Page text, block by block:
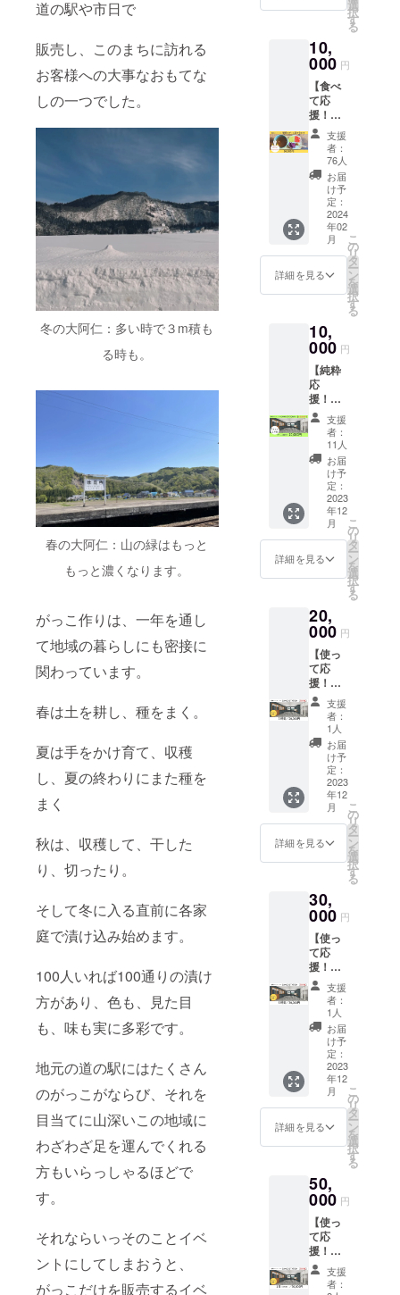
道の駅や市日で
販売し、このまちに訪れる
お客様への大事なおもてな
しの一つでした。
冬の大阿仁：多い時で３m積も
る時も。
春の大阿仁：山の緑はもっと
もっと濃くなります。
がっこ作りは、一年を通し
て地域の暮らしにも密接に
関わっています。
春は土を耕し、種をまく。
夏は手をかけ育て、収穫
し、夏の終わりにまた種を
まく
秋は、収穫して、干した
り、切ったり。
そして冬に入る直前に各家
庭で漬け込み始めます。
100人いれば100通りの漬け
方があり、色も、見た目
も、味も実に多彩です。
地元の道の駅にはたくさん
のがっこがならび、それを
目当てに山深いこの地域に
わざわざ足を運んでくれる
方もいらっしゃるほどで
す。
それならいっそのことイベ
ントにしてしまおうと、
がっこだけを販売するイベ
園」か
けする
リンゴ
ジュー
ス12本
セッ
ト！ 雪
深い地
域で
育った
爽やか
なりん
ごの香
りをぜ
ひ味
わって
くださ
い！
選
択
す
る
10,
000 円
【食べ
て応
援！】
感謝の
メッ
セージ
＋漬物
セット
地元の
お母さ
んが
作った
とって
おきの
漬物
セット
りしま
す！
支援
者：
76人
お届
け予
定：
2024
年02
月
詳細を見る
こ
の
リ
タ
ー
ン
を
選
択
す
る
10,
000 円
【純粋
応
援！】
感謝の
メッ
セージ
＋Sサイ
ズのお
名前掲
示【１
年間】
お好き
なネー
ミング
で10文
字以内
期間
2023年
12月ご
ろ〜
2024年
12月ご
ろまで
2.掲
載方法
ガッ
コス
テー
ション
内に、
ご支援
者様の
お名前
葉を任
意で掲
示させ
ていた
だきま
す。
文字の
み掲
載。
Sサイズ
＝３
cm×８
cm程度
Mサ
イズ＝
６cm×
１６cm
Lサイズ
cm×２
４cm程
度 ※
支援
時、必
ず備考
欄に掲
載を希
支援
者：
11人
お届
け予
定：
2023
年12
月
詳細を見る
こ
の
リ
タ
ー
ン
を
選
択
す
る
20,
000 円
【使っ
て応
援！】
感謝の
メッ
セージ
＋がっ
こス
テー
ション4
時間利
用券
【個人
さま】
・一人
で贅沢
切って
仕事を
しても
OK! ・
お友達
とイベ
ントを
開催し
ても
OK！
※Free
wifi完備
※イベン
ト開催
に関し
まし
て、イ
把握さ
せてい
ただい
た上で
のご利
用とな
りま
す。 ※
支援
者：
1人
お届
け予
定：
2023
年12
月
詳細を見る
こ
の
リ
タ
ー
ン
を
選
択
す
る
30,
000 円
【使っ
て応
援！】
【法人
様】感
謝の
メッ
セージ
GST4h
貸し切
り利用
券 企業
研修や
ワー
ケー
場所と
しての
活用に
オスス
メで
す！
※Free
wifi完備
支援
者：
1人
お届
け予
定：
2023
年12
月
詳細を見る
こ
の
リ
タ
ー
ン
を
選
択
す
る
50,
000 円
【使っ
て応
援！】
感謝の
メッ支援
者：